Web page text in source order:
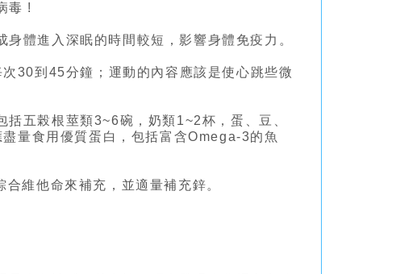
毒 !
體進入深眠的時間較短，影響身體免疫力。
30到45分鐘；運動的內容應該是使心跳些微
括五榖根莖類3~6碗，奶類1~2杯，蛋、豆、
量食用優質蛋白，包括富含Omega-3的魚
維他命來補充，並適量補充鋅。